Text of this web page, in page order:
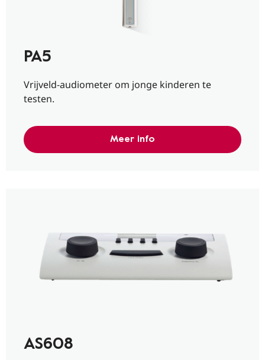
PA5
Vrijveld-audiometer om jonge kinderen te
testen.
Meer info
AS608